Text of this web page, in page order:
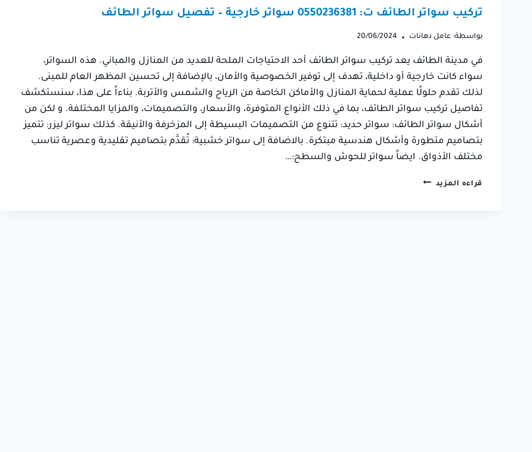
تركيب سواتر الطائف ت: 0550236381 سواتر خارجية – تفصيل سواتر الطائف
بواسطة: عامل دهانات 20/06/2024
في مدينة الطائف يعد تركيب سواتر الطائف أحد الاحتياجات الملحة للعديد من المنازل والمباني. هذه السواتر،
سواء كانت خارجية أو داخلية، تهدف إلى توفير الخصوصية والأمان، بالإضافة إلى تحسين المظهر العام للمبنى.
لذلك تقدم حلولًا عملية لحماية المنازل والأماكن الخاصة من الرياح والشمس والأتربة. بناءاً على هذا، سنستكشف
تفاصيل تركيب سواتر الطائف، بما في ذلك الأنواع المتوفرة، والأسعار، والتصميمات، والمزايا المختلفة. و لكن من
أشكال سواتر الطائف: سواتر حديد: تتنوع من التصميمات البسيطة إلى المزخرفة والأنيقة. كذلك سواتر ليزر: تتميز
بتصاميم متطورة وأشكال هندسية مبتكرة. بالاضافة إلى سواتر خشبية: تُقدَّم بتصاميم تقليدية وعصرية تناسب
مختلف الأذواق. ايضاً سواتر للحوش والسطح:…
قراءه المزيد تركيب
الطائف. لقد كان متعاون للغاية
شكراً على سرعته ومهارته.”
فاطمة بنت فهد
حي السداد, الطائف
اختياري له. محترف ومتعاون،
عبد الله بن
صالح
حي السويدي,
الطائف
سلمان بن
حي الرميدة,